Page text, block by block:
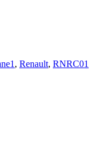
, Renault, RNRC01